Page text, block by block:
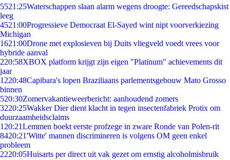
5521:25Waterschappen slaan alarm wegens droogte: Gereedschapskist
leeg
4521:00Progressieve Democraat El-Sayed wint nipt voorverkiezing
Michigan
1621:00Drone met explosieven bij Duits vliegveld voedt vrees voor
hybride aanval
220:58XBOX platform krijgt zijn eigen "Platinum" achievements dit
jaar
1220:48Capibara's lopen Braziliaans parlementsgebouw Mato Grosso
binnen
520:30Zomervakantieweerbericht: aanhoudend zomers
3220:25Wakker Dier dient klacht in tegen insectenfabriek Protix om
duurzaamheidsclaims
1 20:21Lemmen boekt eerste profzege in zware Ronde van Polen-rit
8420:21'Witte' mannen discrimineren is volgens OM geen enkel
probleem
2220:05Huisarts per direct uit vak gezet om ernstig alcoholmisbruik